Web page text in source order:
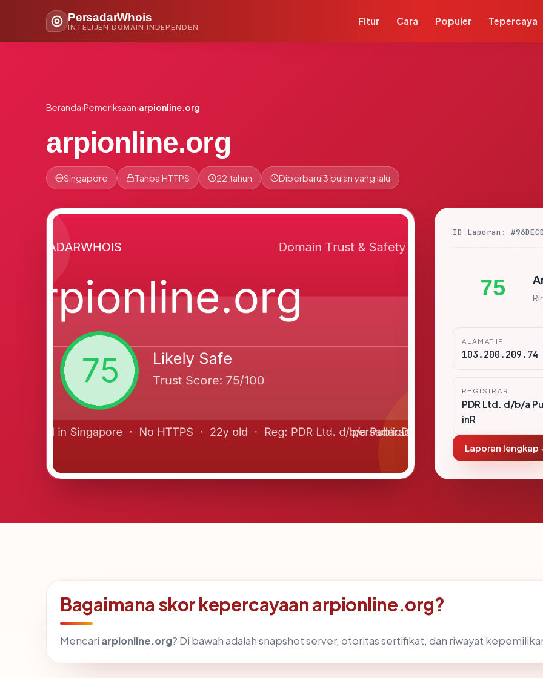
PersadarWhois
INTELIJEN DOMAIN INDEPENDEN
Fitur Cara Populer Tepercaya
Beranda›Pemeriksaan›arpionline.org
arpionline.org
Singapore Tanpa HTTPS 22 tahun Diperbarui3 bulan yang lalu
ID Laporan:
75
ALAMAT IP
103.200.209.74
REGISTRAR
PDR Ltd. d/b/a
inR
Laporan lengkap
Bagaimana skor kepercayaan arpionline.org?
Mencari arpionline.org? Di bawah adalah snapshot server, otoritas sertifikat, dan riwayat